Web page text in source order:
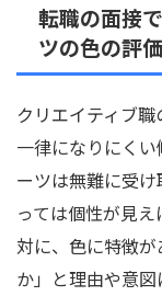
転職の面接
ツの色の評
クリエイティブ
一律になりにく
ーツは無難に受
っては個性が見
対に、色に特徴
か」と理由や意